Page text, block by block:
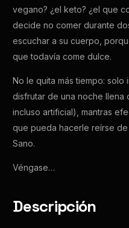
vegano? ¿el keto? ¿el que
decide no comer durante
escuchar a su cuerpo,
que todavía come dulce.
No le quita más tiempo: solo
disfrutar de una noche llena
incluso artificial), mantras
que pueda hacerle reírse de
Sano.
Véngase…
Descripción